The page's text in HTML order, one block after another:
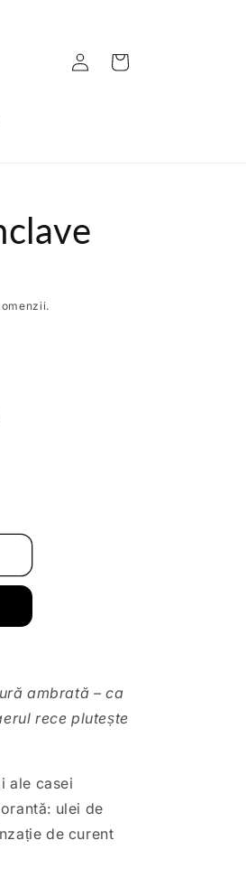
Conectați-
Coș
ambrată – ca
rece plutește
ale casei
ulei de
de curent